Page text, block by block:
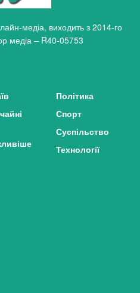
медіа, виходить з 2014-го
медіа – R40-05753
Політика
Спорт
Суспільство
Технології